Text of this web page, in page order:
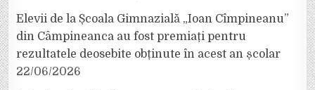
Elevii de la Școala Gimnazială „Ioan Cîmpineanu”
din Câmpineanca au fost premiați pentru
rezultatele deosebite obținute în acest an școlar
22/06/2026